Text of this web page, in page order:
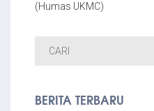
(Humas UKMC)
BERITA TERBARU